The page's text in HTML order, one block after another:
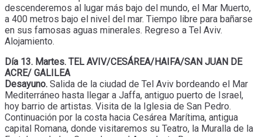
descenderemos al lugar más bajo del mundo, el Mar Muerto,
a 400 metros bajo el nivel del mar. Tiempo libre para bañarse
en sus famosas aguas minerales. Regreso a Tel Aviv.
Alojamiento.
Día 13. Martes. TEL AVIV/CESÁREA/HAIFA/SAN JUAN DE
ACRE/ GALILEA
Desayuno. Salida de la ciudad de Tel Aviv bordeando el Mar
Mediterráneo hasta llegar a Jaffa, antiguo puerto de Israel,
hoy barrio de artistas. Visita de la Iglesia de San Pedro.
Continuación por la costa hacia Cesárea Marítima, antigua
capital Romana, donde visitaremos su Teatro, la Muralla de la